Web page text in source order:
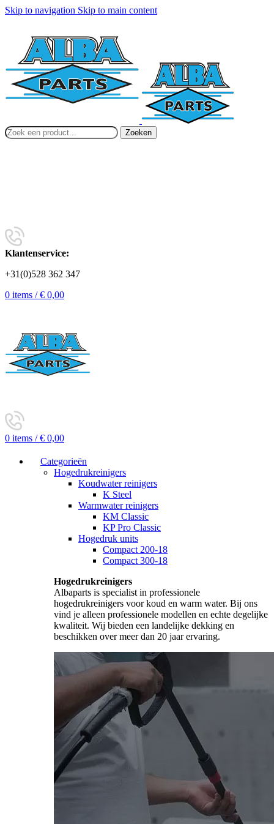
Skip to navigation Skip to main content
Zoeken
Klantenservice:
+31(0)528 362 347
0 items / € 0,00
0 items / € 0,00
Categorieën
Hogedrukreinigers
Koudwater reinigers
K Steel
Warmwater reinigers
KM Classic
KP Pro Classic
Hogedruk units
Compact 200-18
Compact 300-18
Hogedrukreinigers
Albaparts is specialist in professionele
hogedrukreinigers voor koud en warm water. Bij ons
vind je alleen professionele modellen en echte degelijke
kwaliteit. Wij bieden een landelijke dekking en
beschikken over meer dan 20 jaar ervaring.